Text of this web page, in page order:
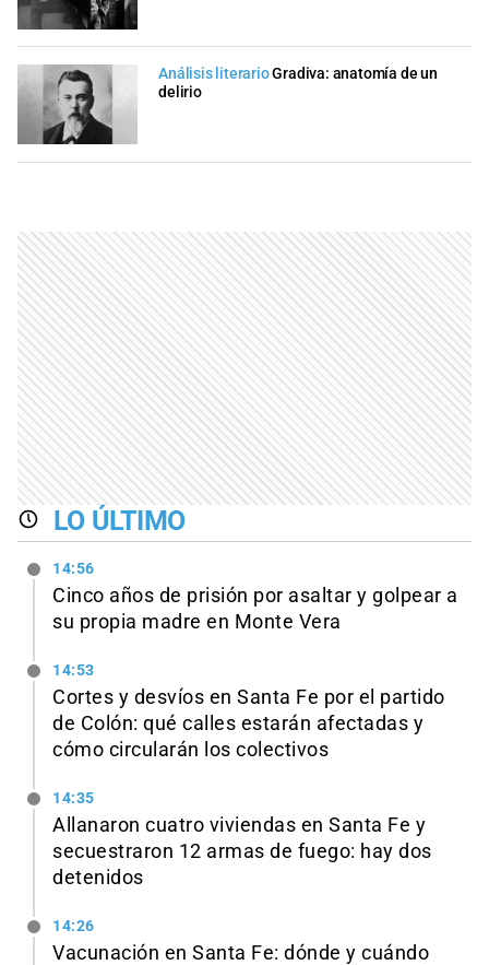
Análisis literarioGradiva: anatomía de un
delirio
LO ÚLTIMO
14:56
Cinco años de prisión por asaltar y golpear a
su propia madre en Monte Vera
14:53
Cortes y desvíos en Santa Fe por el partido
de Colón: qué calles estarán afectadas y
cómo circularán los colectivos
14:35
Allanaron cuatro viviendas en Santa Fe y
secuestraron 12 armas de fuego: hay dos
detenidos
14:26
Vacunación en Santa Fe: dónde y cuándo